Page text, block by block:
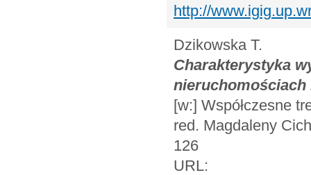
http://
Dzikowska T.
Charakterystyka
[w:] Współczesne
red. Magdaleny
126
URL: